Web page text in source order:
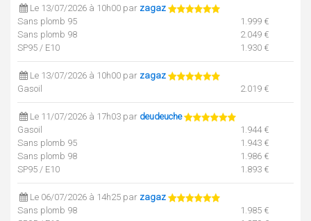
Le 13/07/2026 à 10h00 par zagaz
Sans plomb 95
1.999 €
Sans plomb 98
2.049 €
SP95 / E10
1.930 €
Le 13/07/2026 à 10h00 par zagaz
Gasoil
2.019 €
Le 11/07/2026 à 17h03 par deudeuche
Gasoil
1.944 €
Sans plomb 95
1.943 €
Sans plomb 98
1.986 €
SP95 / E10
1.893 €
Le 06/07/2026 à 14h25 par zagaz
Sans plomb 98
1.985 €